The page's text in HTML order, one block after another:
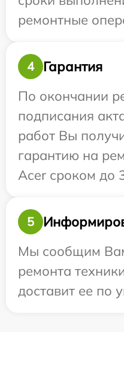
ремонтные
4
Гарантия
По окончании
подписания
работ Вы
гарантию на
Acer сроком до
5
Мы сообщим
ремонта
доставит ее по